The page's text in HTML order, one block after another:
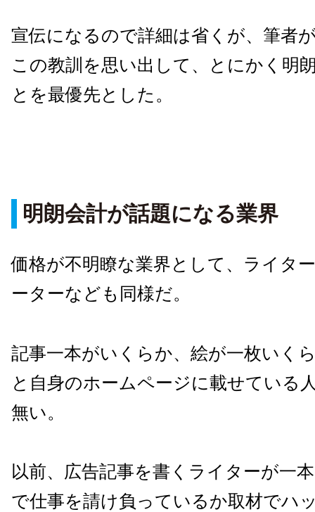
宣伝になるので詳細は省くが、筆者
この教訓を思い出して、とにかく明
とを最優先とした。
明朗会計が話題になる業界
価格が不明瞭な業界として、ライタ
ーターなども同様だ。
記事一本がいくらか、絵が一枚いく
と自身のホームページに載せている
無い。
以前、広告記事を書くライターが一
で仕事を請け負っているか取材でハ